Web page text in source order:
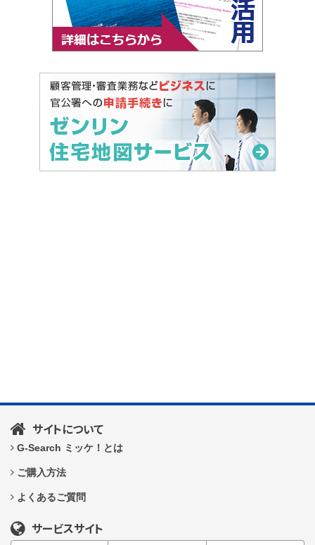
サイトについて
G-Search ミッケ！とは
ご購入方法
よくあるご質問
サービスサイト